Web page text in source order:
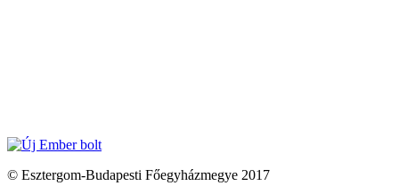
© Esztergom-Budapesti Főegyházmegye 2017